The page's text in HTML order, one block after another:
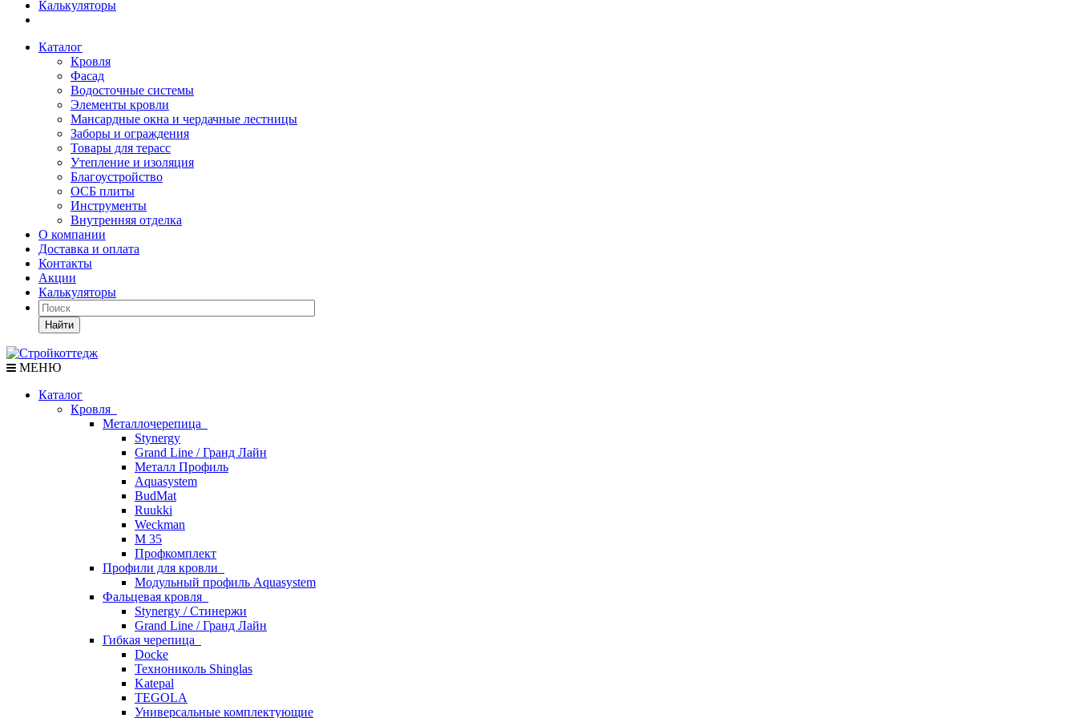
Калькуляторы
Каталог
Кровля
Фасад
Водосточные системы
Элементы кровли
Мансардные окна и чердачные лестницы
Заборы и ограждения
Товары для терасс
Утепление и изоляция
Благоустройство
ОСБ плиты
Инструменты
Внутренняя отделка
О компании
Доставка и оплата
Контакты
Акции
Калькуляторы
Найти
МЕНЮ
Каталог
Кровля
Металлочерепица
Stynergy
Grand Line / Гранд Лайн
Металл Профиль
Aquasystem
BudMat
Ruukki
Weckman
М 35
Профкомплект
Профили для кровли
Модульный профиль Aquasystem
Фальцевая кровля
Stynergy / Стинержи
Grand Line / Гранд Лайн
Гибкая черепица
Docke
Технониколь Shinglas
Katepal
TEGOLA
Универсальные комплектующие